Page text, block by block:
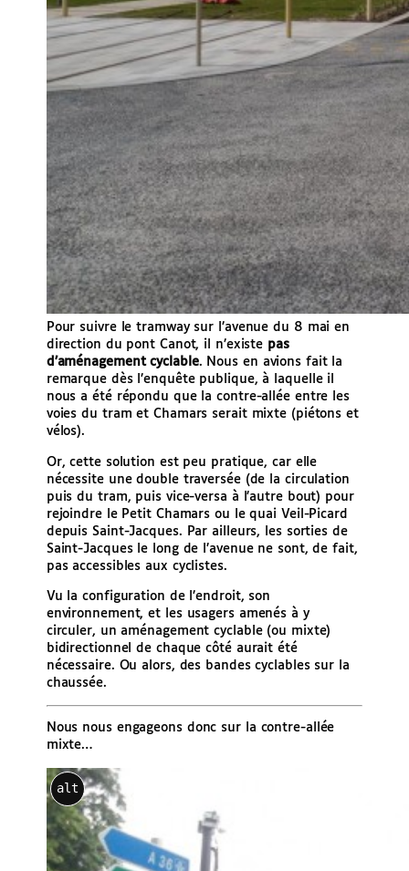
Pour suivre le tramway sur l’avenue du 8 mai en
direction du pont Canot, il n’existe pas
d’aménagement cyclable. Nous en avions fait la
remarque dès l’enquête publique, à laquelle il
nous a été répondu que la contre-allée entre les
voies du tram et Chamars serait mixte (piétons et
vélos).
Or, cette solution est peu pratique, car elle
nécessite une double traversée (de la circulation
puis du tram, puis vice-versa à l’autre bout) pour
rejoindre le Petit Chamars ou le quai Veil-Picard
depuis Saint-Jacques. Par ailleurs, les sorties de
Saint-Jacques le long de l’avenue ne sont, de fait,
pas accessibles aux cyclistes.
Vu la configuration de l’endroit, son
environnement, et les usagers amenés à y
circuler, un aménagement cyclable (ou mixte)
bidirectionnel de chaque côté aurait été
nécessaire. Ou alors, des bandes cyclables sur la
chaussée.
Nous nous engageons donc sur la contre-allée
mixte…
alt